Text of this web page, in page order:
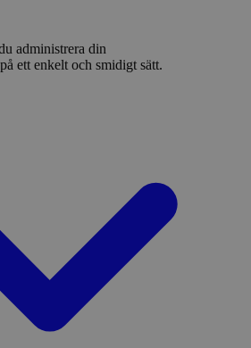
administrera din
ett enkelt och smidigt sätt.